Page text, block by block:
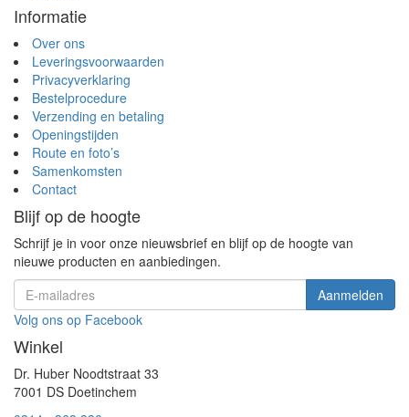
Informatie
Over ons
Leveringsvoorwaarden
Privacyverklaring
Bestelprocedure
Verzending en betaling
Openingstijden
Route en foto’s
Samenkomsten
Contact
Blijf op de hoogte
Schrijf je in voor onze nieuwsbrief en blijf op de hoogte van
nieuwe producten en aanbiedingen.
Volg ons op Facebook
Winkel
Dr. Huber Noodtstraat 33
7001 DS Doetinchem